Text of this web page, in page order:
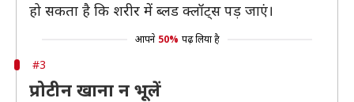
हो सकता है कि शरीर में ब्लड क्लॉट्स पड़ जाएं।
आपने 50% पढ़ लिया है
#3
प्रोटीन खाना न भूलें